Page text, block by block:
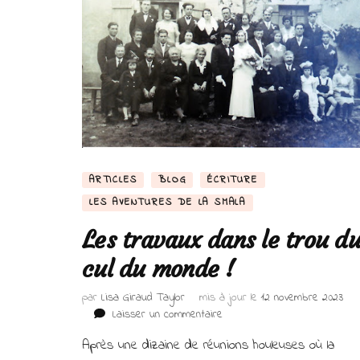
ARTICLES BLOG
ÉCRITURE
LES AVENTURES DE LA SMALA
Les travaux dans le trou du
cul du monde !
par Lisa Giraud Taylor mis à jour le12 novembre 2023
Laisser un commentaire
travaux
Après une dizaine de réunions houleuses où la